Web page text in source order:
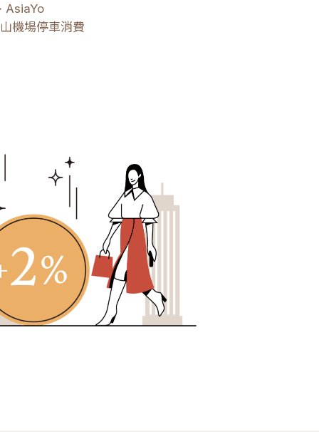
AsiaYo
機場停車消費